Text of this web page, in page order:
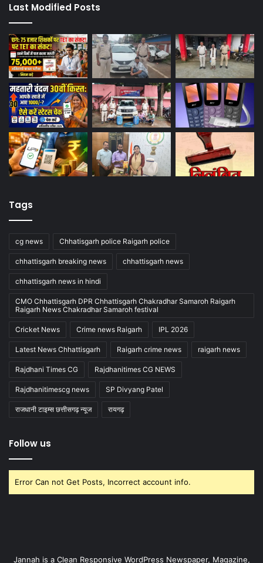
Last Modified Posts
Tags
cg news Chhatisgarh police Raigarh police
chhattisgarh breaking news chhattisgarh news
chhattisgarh news in hindi
CMO Chhattisgarh DPR Chhattisgarh Chakradhar Samaroh Raigarh
Raigarh News Chakradhar Samaroh festival
Cricket News Crime news Raigarh IPL 2026
Latest News Chhattisgarh Raigarh crime news raigarh news
Rajdhani Times CG Rajdhanitimes CG NEWS
Rajdhanitimescg news SP Divyang Patel
राजधानी टाइम्स छत्तीसगढ़ न्यूज रायगढ़
Follow us
Error Can not Get Posts, Incorrect account info.
Jannah is a Clean Responsive WordPress Newspaper, Magazine,